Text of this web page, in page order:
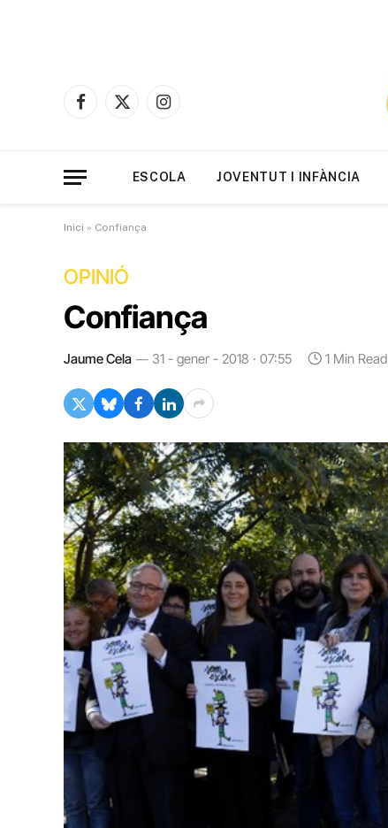
Facebook
X
Instagram
ESCOLA JOVENTUT I INFÀNCIA
Inici » Confiança
OPINIÓ
Confiança
Jaume Cela 31 - gener - 2018 · 07:55 1 Min Read